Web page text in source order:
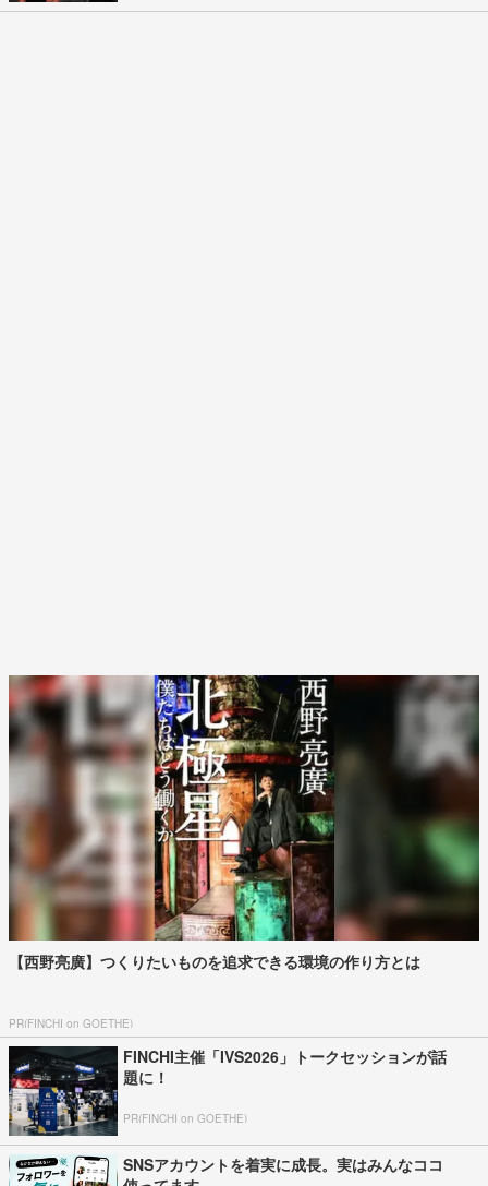
PR(Dreaw合同会社)
運営会社の指示受け...
2026年8月3日
裁が引退 県公安委員会が公示 工藤会...
2026年8月5日